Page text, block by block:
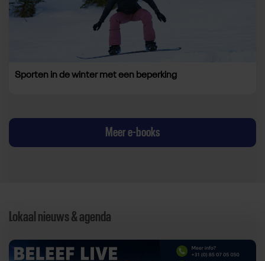
Sporten in de winter met een beperking
Meer e-books
Lokaal nieuws & agenda